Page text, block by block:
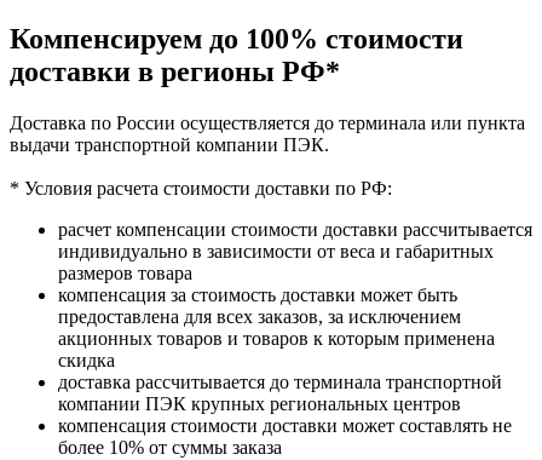
Компенсируем до 100% стоимости
доставки в регионы РФ*
Доставка по России осуществляется до терминала или пункта
выдачи транспортной компании ПЭК.
* Условия расчета стоимости доставки по РФ:
расчет компенсации стоимости доставки рассчитывается
индивидуально в зависимости от веса и габаритных
размеров товара
компенсация за стоимость доставки может быть
предоставлена для всех заказов, за исключением
акционных товаров и товаров к которым применена
скидка
доставка рассчитывается до терминала транспортной
компании ПЭК крупных региональных центров
компенсация стоимости доставки может составлять не
более 10% от суммы заказа